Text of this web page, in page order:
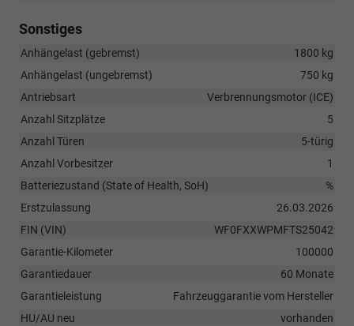
Sonstiges
Anhängelast (gebremst)
1800 kg
Anhängelast (ungebremst)
750 kg
Antriebsart
Verbrennungsmotor (ICE)
Anzahl Sitzplätze
5
Anzahl Türen
5-türig
Anzahl Vorbesitzer
1
Batteriezustand (State of Health, SoH)
%
Erstzulassung
26.03.2026
FIN (VIN)
WF0FXXWPMFTS25042
Garantie-Kilometer
100000
Garantiedauer
60 Monate
Garantieleistung
Fahrzeuggarantie vom Hersteller
HU/AU neu
vorhanden